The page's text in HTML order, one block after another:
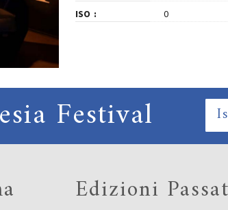
ISO
0
Festival
Edizioni